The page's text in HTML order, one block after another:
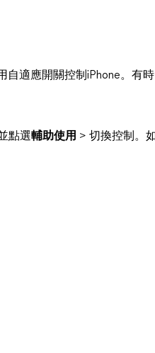
適應開關控制iPhone。有
點選輔助使用 > 切換控制。